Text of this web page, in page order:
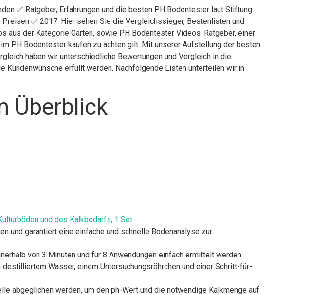
✅ Ratgeber, Erfahrungen und die besten PH Bodentester laut Stiftung
✅ 2017. Hier sehen Sie die Vergleichssieger, Bestenlisten und
aus der Kategorie Garten, sowie PH Bodentester Videos, Ratgeber, einer
PH Bodentester kaufen zu achten gilt. Mit unserer Aufstellung der besten
haben wir unterschiedliche Bewertungen und Vergleich in die
erfüllt werden. Nachfolgende Listen unterteilen wir in
Überblick
und des Kalkbedarfs, 1 Set
und garantiert eine einfache und schnelle Bodenanalyse zur
von 3 Minuten und für 8 Anwendungen einfach ermittelt werden
Wasser, einem Untersuchungsröhrchen und einer Schritt-für-
abgeglichen werden, um den ph-Wert und die notwendige Kalkmenge auf